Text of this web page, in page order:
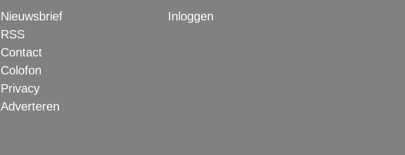
Nieuwsbrief
RSS
Contact
Colofon
Privacy
Adverteren
Inloggen